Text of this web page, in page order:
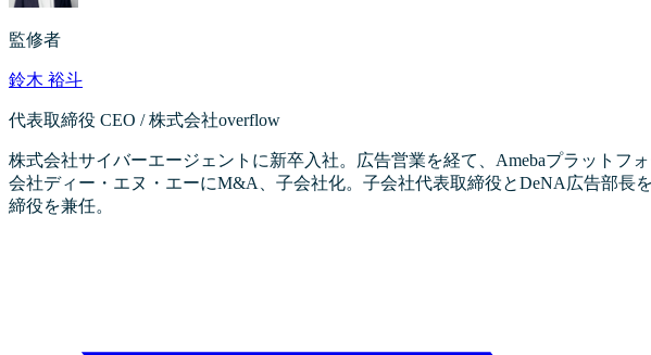
監修者
鈴木 裕斗
代表取締役 CEO / 株式会社overflow
株式会社サイバーエージェントに新卒入社。広告営業を経て、Amebaプラット
会社ディー・エヌ・エーにM&A、子会社化。子会社代表取締役とDeNA広告部長
締役を兼任。